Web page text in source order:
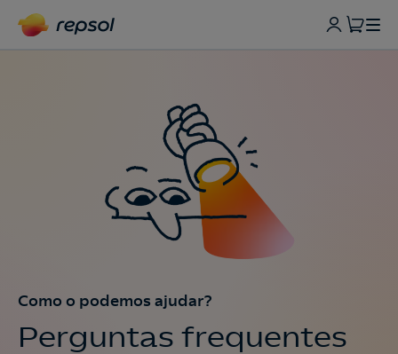
Como o podemos ajudar?
Perguntas frequentes